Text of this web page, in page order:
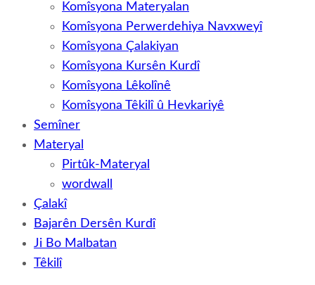
Komîsyona Materyalan
Komîsyona Perwerdehiya Navxweyî
Komîsyona Çalakiyan
Komîsyona Kursên Kurdî
Komîsyona Lêkolînê
Komîsyona Têkilî û Hevkariyê
Semîner
Materyal
Pirtûk-Materyal
wordwall
Çalakî
Bajarên Dersên Kurdî
Ji Bo Malbatan
Têkilî